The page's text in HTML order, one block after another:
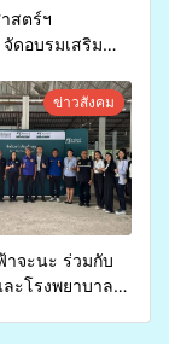
สตร์ฯ
ดอบรมเสริม
สุขภาพตำบล
ดบริการพาหนะรับ
เพื่อเข้ารับ
รณสุข ลดความ
ระดับคุณภาพ
อย่างยั่งยืน
ข่าวสังคม
าจะนะ ร่วมกับ
ะโรงพยาบาล